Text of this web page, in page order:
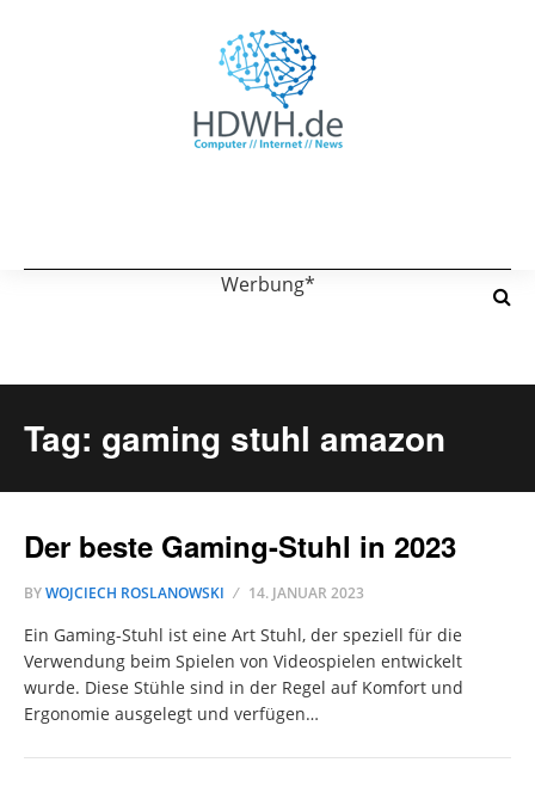
Werbung*
Tag: gaming stuhl amazon
Der beste Gaming-Stuhl in 2023
BYWOJCIECH ROSLANOWSKI 14. JANUAR 2023
Ein Gaming-Stuhl ist eine Art Stuhl, der speziell für die
Verwendung beim Spielen von Videospielen entwickelt
wurde. Diese Stühle sind in der Regel auf Komfort und
Ergonomie ausgelegt und verfügen…